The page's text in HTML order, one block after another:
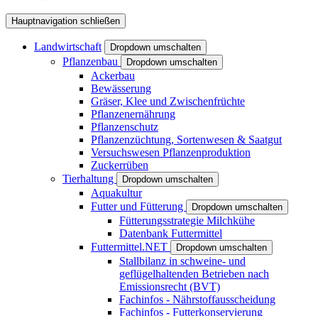
Hauptnavigation schließen
Landwirtschaft Dropdown umschalten
Pflanzenbau Dropdown umschalten
Ackerbau
Bewässerung
Gräser, Klee und Zwischenfrüchte
Pflanzenernährung
Pflanzenschutz
Pflanzenzüchtung, Sortenwesen & Saatgut
Versuchswesen Pflanzenproduktion
Zuckerrüben
Tierhaltung
Dropdown umschalten
Aquakultur
Futter und Fütterung
Dropdown umschalten
Fütterungsstrategie Milchkühe
Datenbank Futtermittel
Futtermittel.NET
Dropdown umschalten
Stallbilanz in schweine- und
geflügelhaltenden Betrieben nach
Emissionsrecht (BVT)
Fachinfos - Nährstoffausscheidung
Fachinfos - Futterkonservierung